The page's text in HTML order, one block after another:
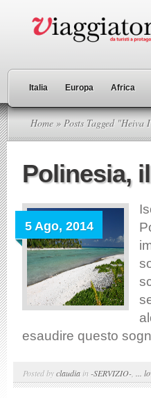
Italia Europa Africa
Home » Posts Tagged "Heiva
Polinesia,
5 Ago, 2014
esaudire questo
Posted byclaudia in -SERVIZIO- ...